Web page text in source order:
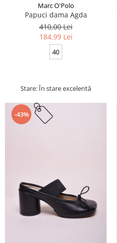
Marc O'Polo
Papuci dama Agda
410,00 Lei
184,99 Lei
40
Stare: În stare excelentă
-43%